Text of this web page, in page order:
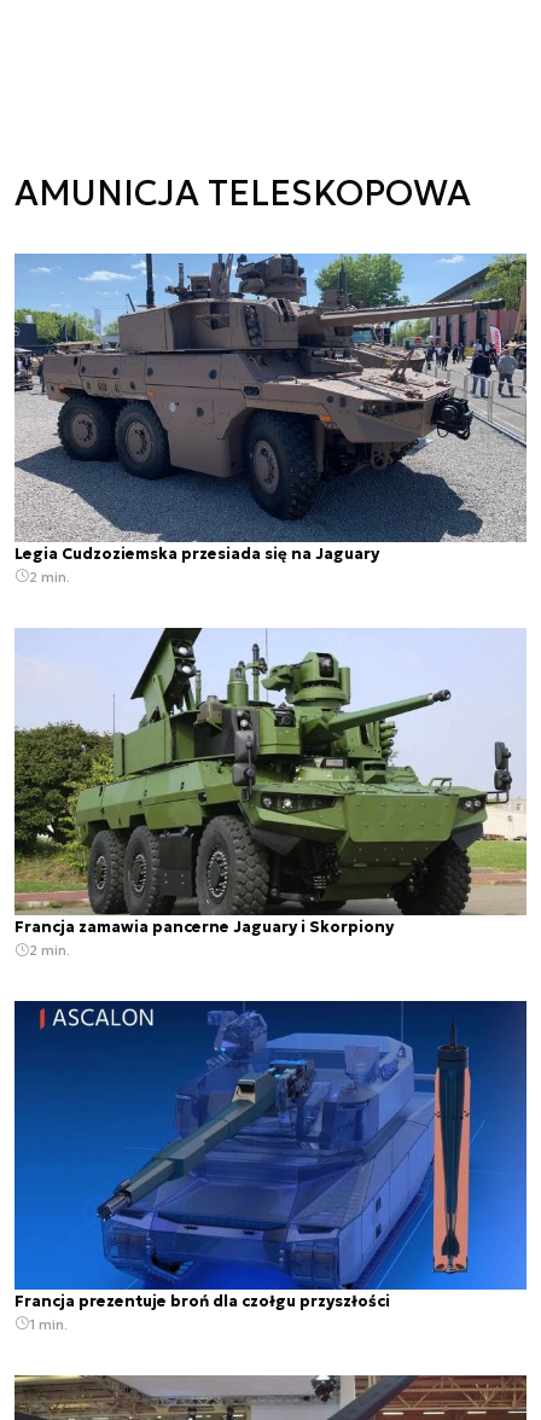
AMUNICJA TELESKOPOWA
Legia Cudzoziemska przesiada się na Jaguary
2 min.
Francja zamawia pancerne Jaguary i Skorpiony
2 min.
Francja prezentuje broń dla czołgu przyszłości
1 min.